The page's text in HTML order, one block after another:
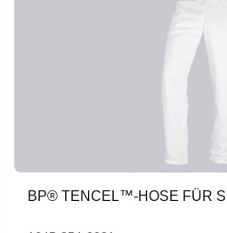
BP® TENCEL™-HOSE FÜR